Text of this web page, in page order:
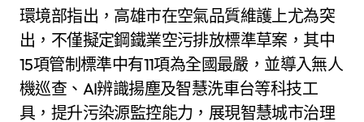
環境部指出，高雄市在空氣品質維護上尤為突
出，不僅擬定鋼鐵業空污排放標準草案，其中
15項管制標準中有11項為全國最嚴，並導入無人
機巡查、AI辨識揚塵及智慧洗車台等科技工
具，提升污染源監控能力，展現智慧城市治理